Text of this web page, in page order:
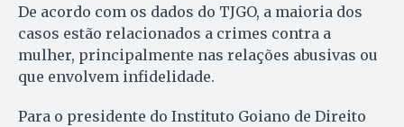
De acordo com os dados do TJGO, a maioria dos
casos estão relacionados a crimes contra a
mulher, principalmente nas relações abusivas ou
que envolvem infidelidade.
Para o presidente do Instituto Goiano de Direito